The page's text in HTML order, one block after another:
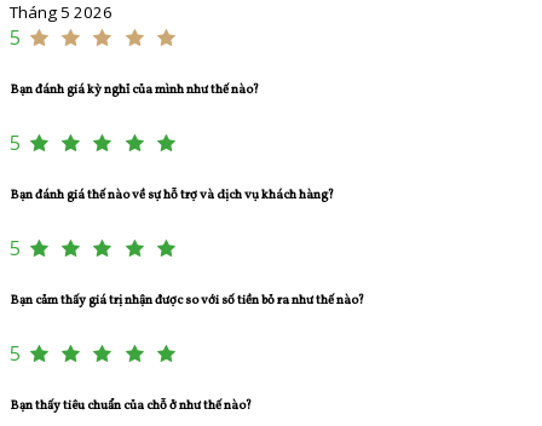
Tháng 5 2026
5
Bạn đánh giá kỳ nghỉ của mình như thế nào?
5
Bạn đánh giá thế nào về sự hỗ trợ và dịch vụ khách hàng?
5
Bạn cảm thấy giá trị nhận được so với số tiền bỏ ra như thế nào?
5
Bạn thấy tiêu chuẩn của chỗ ở như thế nào?